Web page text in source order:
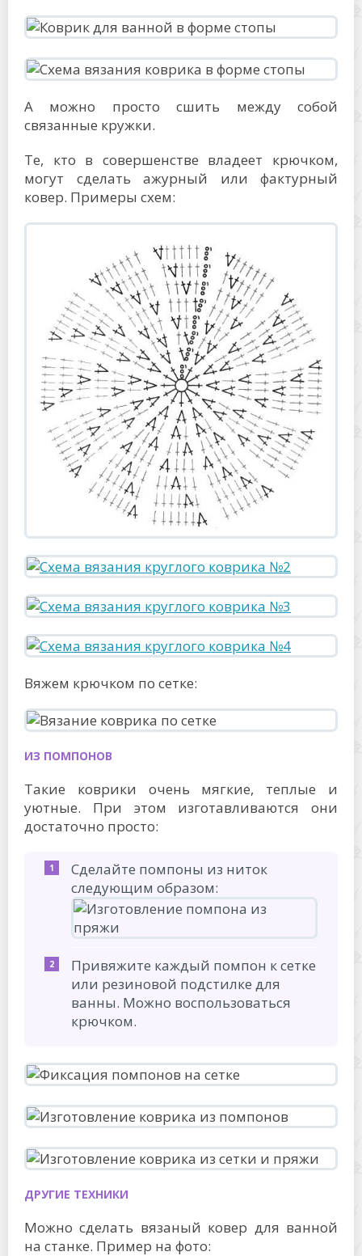
А можно просто сшить между собой
связанные кружки.
Те, кто в совершенстве владеет крючком,
могут сделать ажурный или фактурный
ковер. Примеры схем:
Вяжем крючком по сетке:
ИЗ ПОМПОНОВ
Такие коврики очень мягкие, теплые и
уютные. При этом изготавливаются они
достаточно просто:
Сделайте помпоны из ниток
следующим образом:
Привяжите каждый помпон к сетке
или резиновой подстилке для
ванны. Можно воспользоваться
крючком.
ДРУГИЕ ТЕХНИКИ
Можно сделать вязаный ковер для ванной
на станке. Пример на фото: